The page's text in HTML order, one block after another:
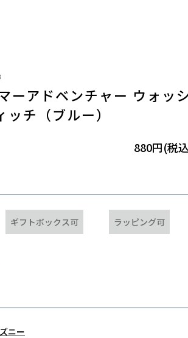
ーアドベンチャー ウォッシ
チ（ブルー）
880円(税
ギフトボックス可 ラッピング可
ニー